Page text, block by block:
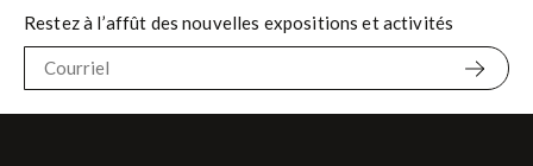
Restez à l’affût des nouvelles expositions et activités